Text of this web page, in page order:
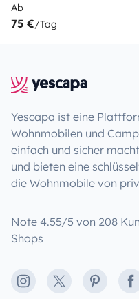
Ab
75 €/Tag
Yescapa ist eine
Wohnmobilen und
einfach und sicher
und bieten eine
die Wohnmobile von
Note 4.55/5 von 208
Shops
Instagram
X Pinterest